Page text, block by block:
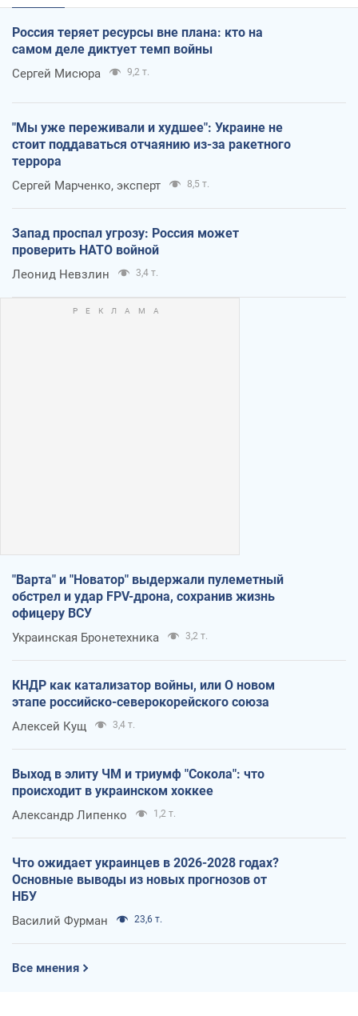
Россия теряет ресурсы вне плана: кто на
самом деле диктует темп войны
Сергей Мисюра 9,2 т.
"Мы уже переживали и худшее": Украине не
стоит поддаваться отчаянию из-за ракетного
террора
Сергей Марченко, эксперт 8,5 т.
Запад проспал угрозу: Россия может
проверить НАТО войной
Леонид Невзлин 3,4 т.
"Варта" и "Новатор" выдержали пулеметный
обстрел и удар FPV-дрона, сохранив жизнь
офицеру ВСУ
Украинская Бронетехника 3,2 т.
КНДР как катализатор войны, или О новом
этапе российско-северокорейского союза
Алексей Кущ 3,4 т.
Выход в элиту ЧМ и триумф "Сокола": что
происходит в украинском хоккее
Александр Липенко 1,2 т.
Что ожидает украинцев в 2026-2028 годах?
Основные выводы из новых прогнозов от
НБУ
Василий Фурман 23,6 т.
Все мнения